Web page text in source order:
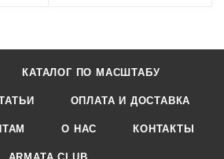
КАТАЛОГ ПО МАСШТАБУ
ОПЛАТА И ДОСТАВКА
О НАС КОНТАКТЫ